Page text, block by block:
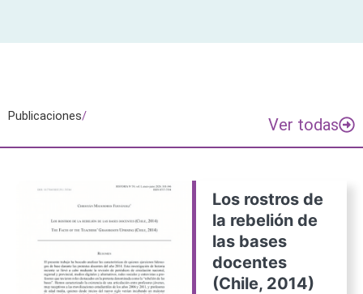
Publicaciones/ Ver todas
Los rostros de
la rebelión de
las bases
docentes
(Chile, 2014)